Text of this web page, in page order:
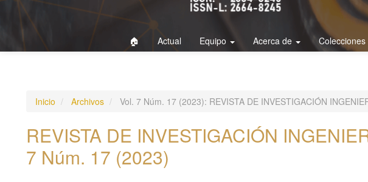
🏠 Actual Equipo Acerca de Colecciones
Inicio Archivos Vol. 7 Núm. 17 (2023): REVISTA DE INVESTIGACIÓN
REVISTA DE INVESTIGACIÓN
7 Núm. 17 (2023)